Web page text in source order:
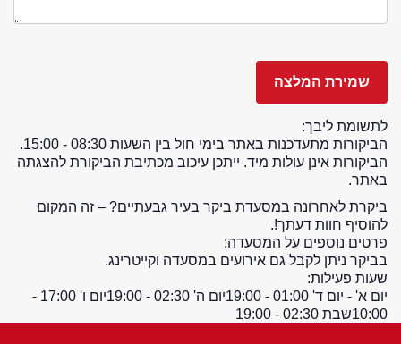
לתשומת ליבך:
הביקורות מתעדכנות באתר בימי חול בין השעות 08:30 - 15:00.
הביקורות אינן עולות מיד. ייתכן עיכוב מכתיבת הביקורת להצגתה
באתר.
ביקרת לאחרונה במסעדת ביקר בעיר גבעתיים? – זה המקום
להוסיף חוות דעתך!.
פרטים נוספים על המסעדה:
בביקר ניתן לקבל גם אירועים במסעדה וקייטרינג.
שעות פעילות:
יום א' - יום ד' 01:00 - 19:00
יום ה' 02:30 - 19:00
יום ו' 17:00 -
10:00שבת 02:30 - 19:00